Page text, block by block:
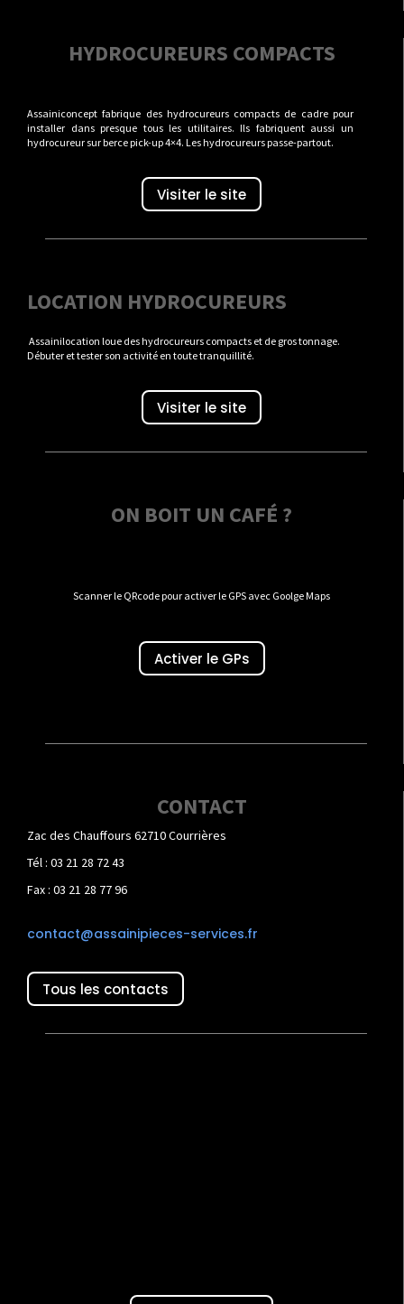
HYDROCUREURS COMPACTS
Assainiconcept fabrique des hydrocureurs compacts de cadre pour
installer dans presque tous les utilitaires. Ils fabriquent aussi un
hydrocureur sur berce pick-up 4×4. Les hydrocureurs passe-partout.
Visiter le site
LOCATION HYDROCUREURS
Assainilocation loue des hydrocureurs compacts et de gros tonnage.
Débuter et tester son activité en toute tranquillité.
Visiter le site
ON BOIT UN CAFÉ ?
Scanner le QRcode pour activer le GPS avec Goolge Maps
Activer le GPs
CONTACT
Zac des Chauffours 62710 Courrières
Tél : 03 21 28 72 43
Fax : 03 21 28 77 96
contact@assainipieces-services.fr
Tous les contacts